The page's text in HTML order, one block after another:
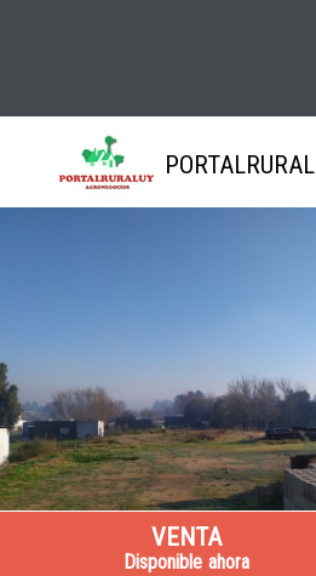
PORTALRURAL
VENTA
Disponible ahora